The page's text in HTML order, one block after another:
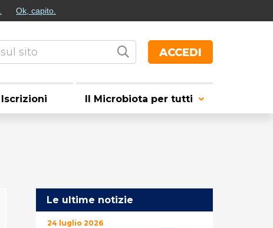
ACCEDI
Iscrizioni Il Microbiota per tutti
Le ultime notizie
24 luglio 2026
Ok, capito.